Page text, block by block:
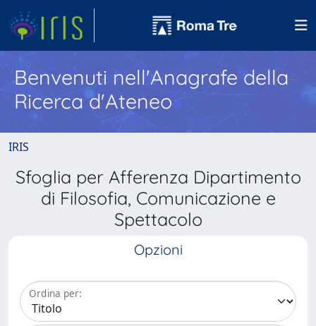
Benvenuti nell'Anagrafe della
Ricerca d'Ateneo
IRIS
Sfoglia per Afferenza Dipartimento
di Filosofia, Comunicazione e
Spettacolo
Opzioni
Ordina per: